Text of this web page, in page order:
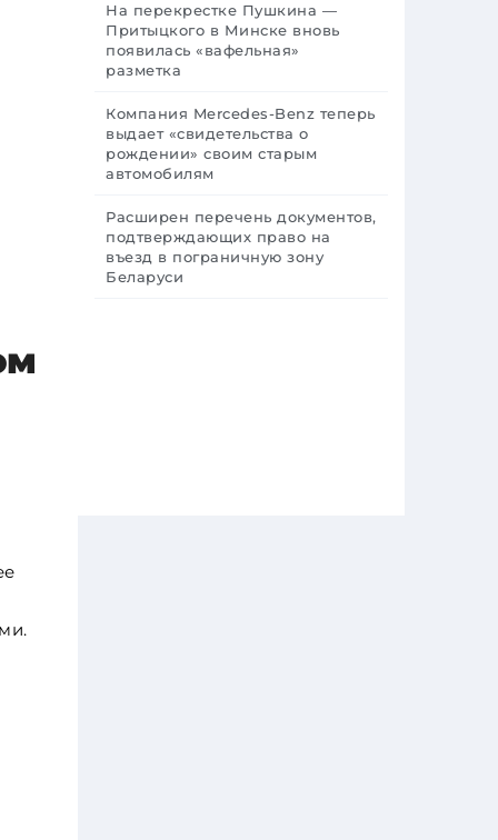
На перекрестке Пушкина —
Притыцкого в Минске вновь
появилась «вафельная»
разметка
Компания Mercedes-Benz теперь
выдает «свидетельства о
рождении» своим старым
автомобилям
Расширен перечень документов,
подтверждающих право на
въезд в пограничную зону
Беларуси